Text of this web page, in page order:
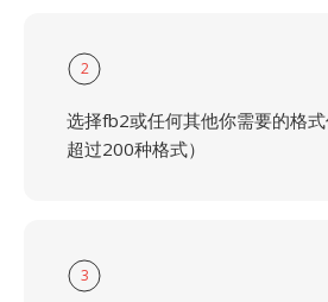
2
选择fb2或任何其他你需要的格
超过200种格式）
3